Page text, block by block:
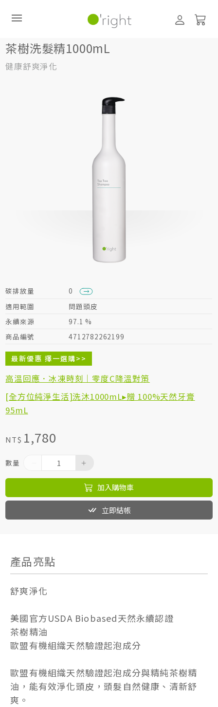
直購訂閱制
1000mL 茶樹洗髮精1000mL
茶樹洗髮精1000mL
健康舒爽淨化
碳排放量
0
適用範圍
問題頭皮
永續來源
97.1 %
商品編號
4712782262199
最新優惠 擇一選購>>
高溫回應．冰凍時刻｜零度C降溫對策
[全方位純淨生活]洗沐1000mL▸贈 100%天然牙膏
95mL
NT$ 1,780
數量
加入購物車
立即結帳
產品亮點
舒爽淨化
美國官方USDA Biobased天然永續認證
茶樹精油
歐盟有機組織天然驗證起泡成分
歐盟有機組織天然驗證起泡成分與精純茶樹精
油，能有效淨化頭皮，頭髮自然健康、清新舒
爽。